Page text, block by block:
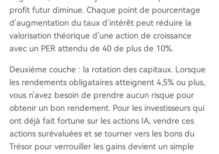
profit futur diminue. Chaque point de pourcentage
d'augmentation du taux d'intérêt peut réduire la
valorisation théorique d'une action de croissance
avec un PER attendu de 40 de plus de 10%.
Deuxième couche : la rotation des capitaux. Lorsque
les rendements obligataires atteignent 4,5% ou plus,
vous n'avez besoin de prendre aucun risque pour
obtenir un bon rendement. Pour les investisseurs qui
ont déjà fait fortune sur les actions IA, vendre ces
actions surévaluées et se tourner vers les bons du
Trésor pour verrouiller les gains devient un simple